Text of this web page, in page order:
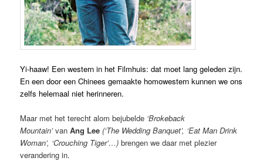
Yi-haaw! Een western in het Filmhuis: dat moet lang geleden zijn.
En een door een Chinees gemaakte homowestern kunnen we ons
zelfs helemaal niet herinneren.
Maar met het terecht alom bejubelde ‘Brokeback
Mountain’vanAng Lee (‘The Wedding Banquet’, ‘Eat Man Drink
Woman’, ‘Crouching Tiger’…)brengen we daar met plezier
verandering in.